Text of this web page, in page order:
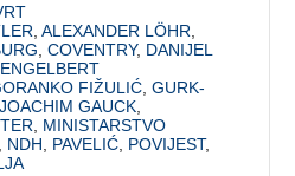
,ALEXANDER LÖHR
,COVENTRY, DANIJEL
ENGELBERT
FIŽULIĆ ,GURK-
JOACHIM GAUCK
MINISTARSTVO
NDH PAVELIĆ POVIJEST,